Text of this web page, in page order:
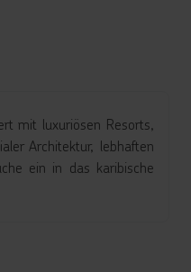
mit luxuriösen Resorts,
Architektur, lebhaften
ein in das karibische